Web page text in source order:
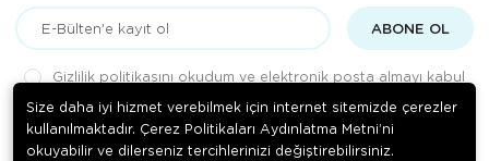
Sarf Malzemeleri
Yara Bakım Ürünleri
ABONE OL
Gizlilik politikasını okudum ve elektronik posta almayı kabul
Size daha iyi hizmet verebilmek için internet sitemizde çerezler
kullanılmaktadır. Çerez Politikaları Aydınlatma Metni’ni
okuyabilir ve dilerseniz tercihlerinizi değiştirebilirsiniz.